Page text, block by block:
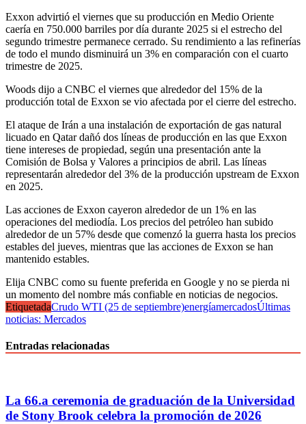
Exxon advirtió el viernes que su producción en Medio Oriente
caería en 750.000 barriles por día durante 2025 si el estrecho del
segundo trimestre permanece cerrado. Su rendimiento a las refinerías
de todo el mundo disminuirá un 3% en comparación con el cuarto
trimestre de 2025.
Woods dijo a CNBC el viernes que alrededor del 15% de la
producción total de Exxon se vio afectada por el cierre del estrecho.
El ataque de Irán a una instalación de exportación de gas natural
licuado en Qatar dañó dos líneas de producción en las que Exxon
tiene intereses de propiedad, según una presentación ante la
Comisión de Bolsa y Valores a principios de abril. Las líneas
representarán alrededor del 3% de la producción upstream de Exxon
en 2025.
Las acciones de Exxon cayeron alrededor de un 1% en las
operaciones del mediodía. Los precios del petróleo han subido
alrededor de un 57% desde que comenzó la guerra hasta los precios
estables del jueves, mientras que las acciones de Exxon se han
mantenido estables.
Elija CNBC como su fuente preferida en Google y no se pierda ni
un momento del nombre más confiable en noticias de negocios.
EtiquetadaCrudo WTI (25 de septiembre)energíamercadosÚltimas
noticias: Mercados
Entradas relacionadas
La 66.a ceremonia de graduación de la Universidad
de Stony Brook celebra la promoción de 2026